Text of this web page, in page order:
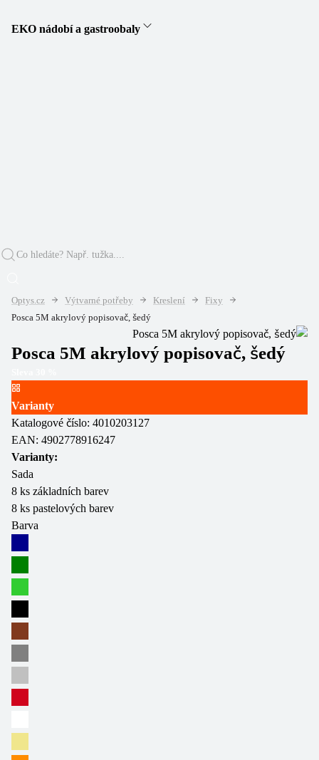
EKO nádobí a gastroobaly
Optys.cz Výtvarné potřeby Kreslení
Fixy
Posca 5M akrylový popisovač, šedý
Posca 5M akrylový popisovač, šedý
Varianty
Katalogové číslo: 4010203127
EAN: 4902778916247
Varianty:
Sada
8 ks základních barev
8 ks pastelových barev
Barva